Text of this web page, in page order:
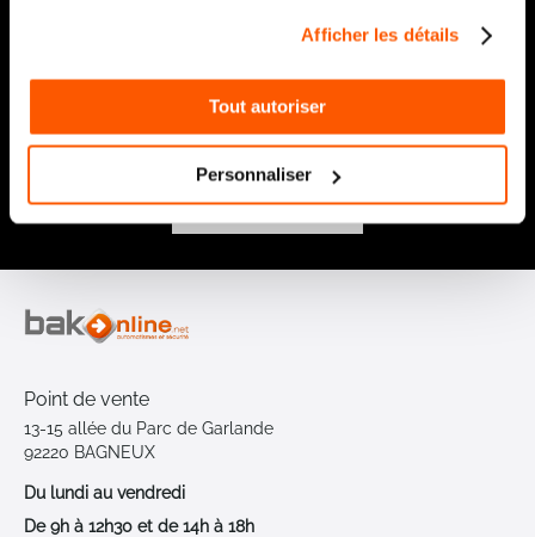
Afficher les détails
Tout autoriser
Personnaliser
Recevez par e-mail notre actualité avec les promos du
Inscription
notre
Envoyer
Point de vente
13-15 allée du Parc de Garlande
92220 BAGNEUX
Du lundi au vendredi
De 9h à 12h30 et de 14h à 18h